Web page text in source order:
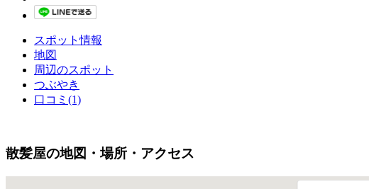
スポット情報
地図
周辺のスポット
つぶやき
口コミ(1)
散髪屋の地図・場所・アクセス